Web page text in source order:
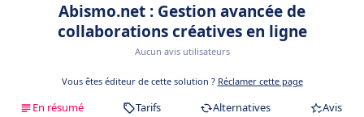
Abismo.net : Gestion avancée de
collaborations créatives en ligne
Aucun avis utilisateurs
Vous êtes éditeur de cette solution ? Réclamer cette page
En résumé Tarifs Alternatives Avis